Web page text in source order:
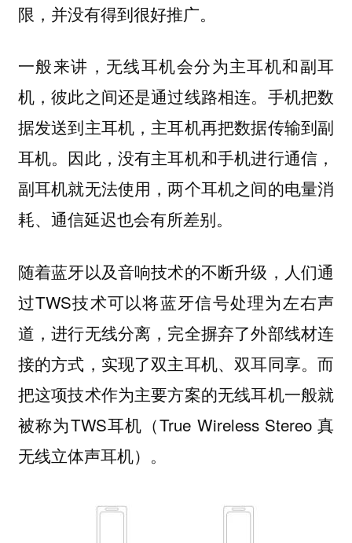
限，并没有得到很好推广。
一般来讲，无线耳机会分为主耳机和副耳
机，彼此之间还是通过线路相连。手机把数
据发送到主耳机，主耳机再把数据传输到副
耳机。因此，没有主耳机和手机进行通信，
副耳机就无法使用，两个耳机之间的电量消
耗、通信延迟也会有所差别。
随着蓝牙以及音响技术的不断升级，人们通
过TWS技术可以将蓝牙信号处理为左右声
道，进行无线分离，完全摒弃了外部线材连
接的方式，实现了双主耳机、双耳同享。而
把这项技术作为主要方案的无线耳机一般就
被称为TWS耳机（True Wireless Stereo 真
无线立体声耳机）。